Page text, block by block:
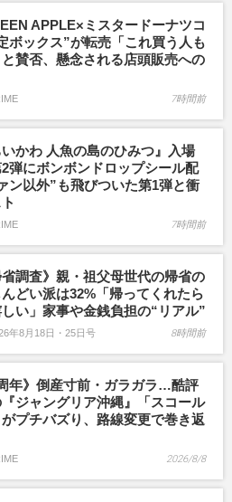
APPLE×ミスタードーナツコ
ボックス”が転売「これ買う人も
賛否、懸念される店頭販売への
7時間前
いかわ 人魚の島のひみつ』入場
弾にボンボンドロップシール配
ン以外”も飛びついた第1弾と衝
7時間前
省調査》親・祖父母世代の帰省の
どい派は32%「帰ってくれたら
い」家事や金銭負担の“リアル”
年8月18日・25日号 8時間前
年》倒産寸前・ガラガラ…酷評
ジャングリア沖縄』「スコール
プチバズり、路線変更で巻き返
2026/8/8